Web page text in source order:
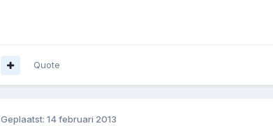
Quote
Geplaatst: 14 februari 2013